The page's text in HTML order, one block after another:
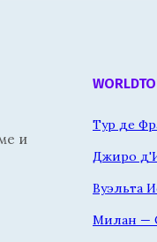
и
Тур де
Джиро
Вуэльта
Милан —